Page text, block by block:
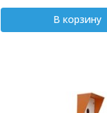
В корзину